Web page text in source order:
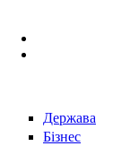
Держава
Бізнес